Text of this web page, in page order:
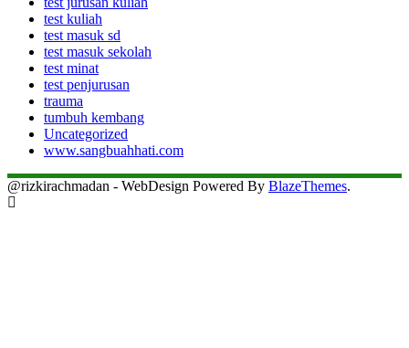
test kuliah
test masuk sd
test masuk sekolah
test minat
test penjurusan
trauma
tumbuh kembang
Uncategorized
www.sangbuahhati.com
@rizkirachmadan - WebDesign Powered By BlazeThemes.